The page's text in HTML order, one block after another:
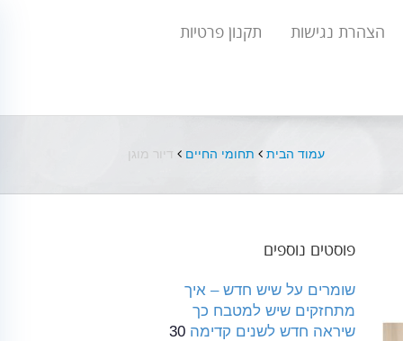
הצהרת נגישות תקנון פרטיות
עמוד הבית תחומי החיים דיור מוגן
פוסטים נוספים
שומרים על שיש חדש – איך
מתחזקים שיש למטבח כך
שיראה חדש לשנים קדימה 30